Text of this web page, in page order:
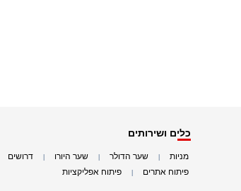
כלים ושירותים
מניות שער הדולר שער היורו דרושים
פיתוח אתרים פיתוח אפליקציות